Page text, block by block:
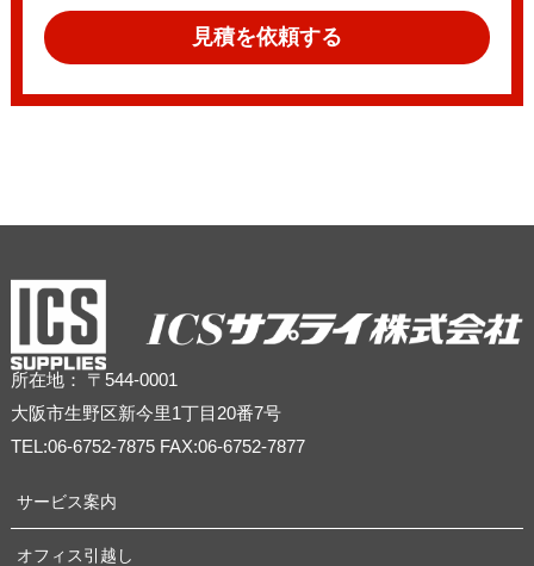
見積を依頼する
所在地： 〒544-0001
大阪市生野区新今里1丁目20番7号
TEL:06-6752-7875 FAX:06-6752-7877
サービス案内
オフィス引越し